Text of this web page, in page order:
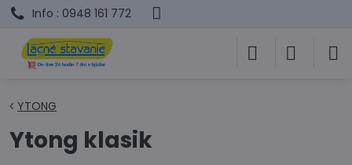
Info : 0948 161 772
YTONG
Ytong klasik